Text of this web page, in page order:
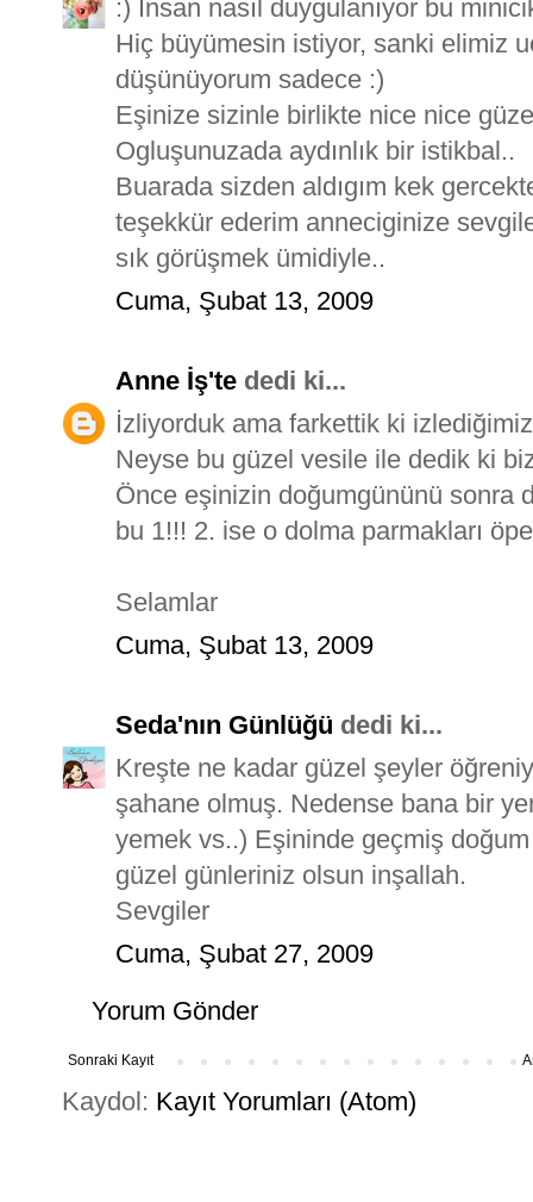
:) İnsan nasıl duygulanıyor bu
Hiç büyümesin istiyor, sanki elimiz
düşünüyorum sadece :)
Eşinize sizinle birlikte nice nice
Ogluşunuzada aydınlık bir istikbal..
Buarada sizden aldıgım kek
teşekkür ederim anneciginize
sık görüşmek ümidiyle..
Cuma, Şubat 13, 2009
Anne İş'te dedi ki...
İzliyorduk ama farkettik ki
Neyse bu güzel vesile ile dedik ki
Önce eşinizin doğumgününü sonra
bu 1!!! 2. ise o dolma parmakları
Selamlar
Cuma, Şubat 13, 2009
Seda'nın Günlüğü dedi ki...
Kreşte ne kadar güzel şeyler
şahane olmuş. Nedense bana bir
yemek vs..) Eşininde geçmiş
güzel günleriniz olsun inşallah.
Sevgiler
Cuma, Şubat 27, 2009
Yorum Gönder
Sonraki Kayıt
Kaydol: Kayıt Yorumları (Atom)